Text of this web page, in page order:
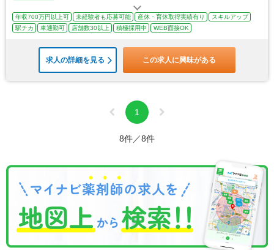
年収700万円以上可 未経験者も応募可能 産休・育休取得実績有り
スキルアップ
駅チカ
車通勤可 店舗数30以上 積極採用中 WEB面接OK
求人の詳細を見る この求人に興味がある
1
8件／8件